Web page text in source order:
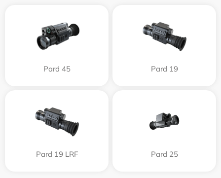
Pard 45 Pard 19
Pard 19 LRF Pard 25